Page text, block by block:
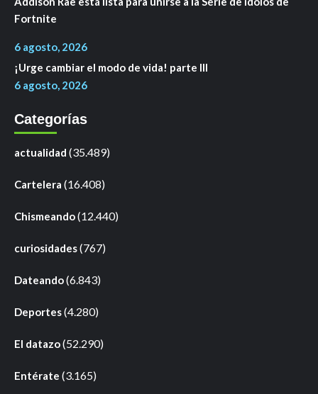
Fortnite
6 agosto, 2026
¡Urge cambiar el modo de vida! parte III
6 agosto, 2026
Categorías
actualidad (35.489)
Cartelera (16.408)
Chismeando(12.440)
curiosidades(767)
Dateando(6.843)
Deportes(4.280)
El datazo(52.290)
Entérate (3.165)